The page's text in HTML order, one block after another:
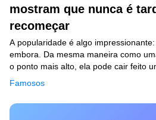
mostram que nunca é
recomeçar
Famosos
A popularidade é algo
embora. Da mesma maneira como
o ponto mais alto, ela pode cair feito
arruinaram a carreira num abrir e
erros bobos, outros por problemas
conseguiram dar a volta por cima e